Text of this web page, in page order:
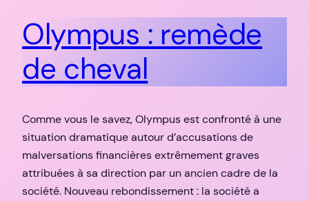
Olympus : remède
de cheval
Comme vous le savez, Olympus est confronté à une
situation dramatique autour d’accusations de
malversations financières extrêmement graves
attribuées à sa direction par un ancien cadre de la
société. Nouveau rebondissement : la société a